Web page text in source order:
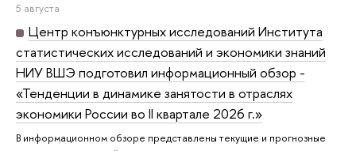
5 августа
Центр конъюнктурных исследований Института
статистических исследований и экономики знаний
НИУ ВШЭ подготовил информационный обзор -
«Тенденции в динамике занятости в отраслях
экономики России во II квартале 2026 г.»
В информационном обзоре представлены текущие и прогнозные